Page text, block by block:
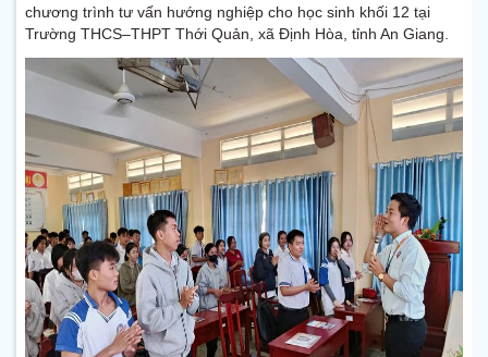
chương trình tư vấn hướng nghiệp cho học sinh khối 12 tại
Trường THCS–THPT Thới Quản, xã Định Hòa, tỉnh An Giang.